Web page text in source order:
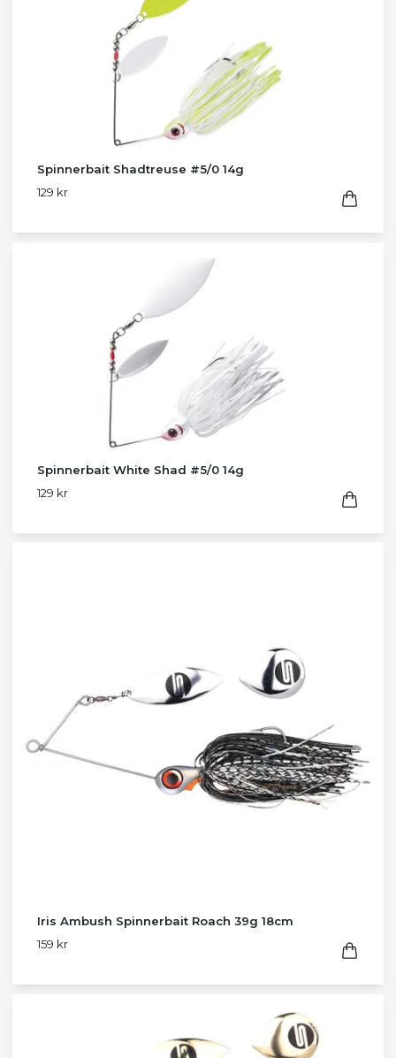
Spinnerbait Shadtreuse #5/0 14g
129 kr
Spinnerbait White Shad #5/0 14g
129 kr
Iris Ambush Spinnerbait Roach 39g 18cm
159 kr